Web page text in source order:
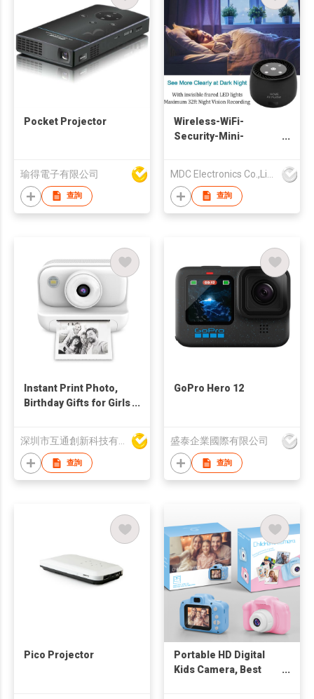
Pocket Projector
瑜得電子有限公司
查詢
Wireless-WiFi-
Security-Mini-
Vision and Motion
Detection Recording,
2-IN-1 Real-time
APP(Support 2.4G
and 5G)
查詢
Instant Print Photo,
Birthday Gifts for Girls
HD Video,
深圳市互通創新科技有限公司
查詢
GoPro Hero 12
盛泰企業國際有限公司
查詢
Pico Projector
Portable HD Digital
Kids Camera, Best